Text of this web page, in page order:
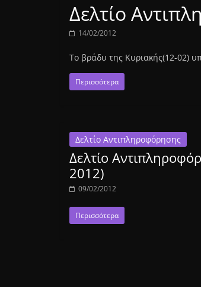
Δελτίο
14/02/2012
Το βράδυ της Κυριακής(12-02)
Περισσότερα
Δελτίο Αντιπληροφόρησης
Δελτίο
2012)
09/02/2012
Περισσότερα